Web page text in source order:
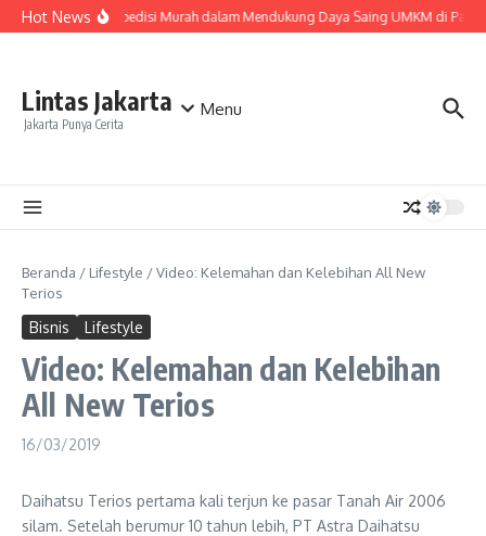
Lewati ke konten
Hot NewsPeran Ekspedisi Murah dalam Mendukung Daya Saing UMKM di
Lintas Jakarta
Jakarta Punya Cerita
Menu
Beranda / Lifestyle /Video: Kelemahan dan Kelebihan All New
Terios
Bisnis Lifestyle
Video: Kelemahan dan Kelebihan
All New Terios
16/03/2019
Daihatsu Terios pertama kali terjun ke pasar Tanah Air 2006
silam. Setelah berumur 10 tahun lebih, PT Astra Daihatsu